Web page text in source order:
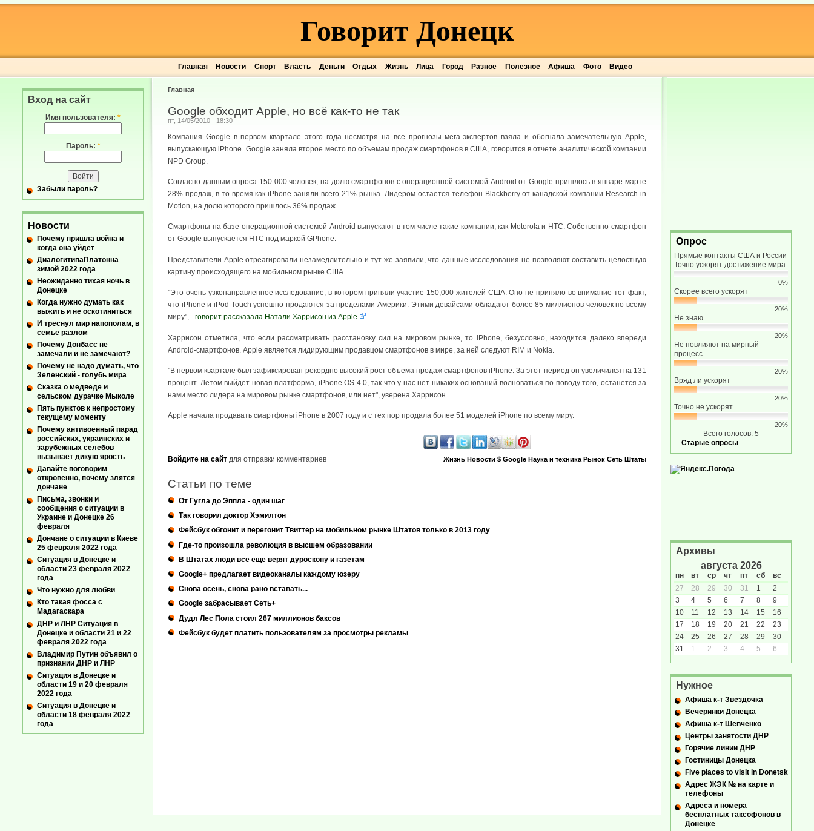
Главная Новости Спорт Власть Деньги Отдых Жизнь Лица Город Разное Полезное Афиша Фото Видео
Говорит Донецк
Главная
Google обходит Apple, но всё как-то не так
пт, 14/05/2010 - 18:30
Компания Google в первом квартале этого года несмотря на все прогнозы мега-экспертов взяла и обогнала замечательную Apple,
выпускающую iPhone. Google заняла второе место по объемам продаж смартфонов в США, говорится в отчете аналитической компании
NPD Group.
Согласно данным опроса 150 000 человек, на долю смартфонов с операционной системой Android от Google пришлось в январе-марте
28% продаж, в то время как iPhone заняли всего 21% рынка. Лидером остается телефон Blackberry от канадской компании Research in
Motion, на долю которого пришлось 36% продаж.
Смартфоны на базе операционной системой Android выпускают в том числе такие компании, как Motorola и HTC. Собственно смартфон
от Google выпускается НТС под маркой GPhone.
Представители Apple отреагировали незамедлительно и тут же заявили, что данные исследования не позволяют составить целостную
картину происходящего на мобильном рынке США.
"Это очень узконаправленное исследование, в котором приняли участие 150,000 жителей США. Оно не приняло во внимание тот факт,
что iPhone и iPod Touch успешно продаются за пределами Америки. Этими девайсами обладают более 85 миллионов человек по всему
миру", - говорит рассказала Натали Харрисон из Apple .
Харрисон отметила, что если рассматривать расстановку сил на мировом рынке, то iPhone, безусловно, находится далеко впереди
Android-смартфонов. Apple является лидирующим продавцом смартфонов в мире, за ней следуют RIM и Nokia.
"В первом квартале был зафиксирован рекордно высокий рост объема продаж смартфонов iPhone. За этот период он увеличился на 131
процент. Летом выйдет новая платформа, iPhone OS 4.0, так что у нас нет никаких оснований волноваться по поводу того, останется за
нами место лидера на мировом рынке смартфонов, или нет", уверена Харрисон.
Apple начала продавать смартфоны iPhone в 2007 году и с тех пор продала более 51 моделей iPhone по всему миру.
Жизнь Новости $ Google Наука и техника Рынок Сеть Штаты
Войдите на сайт для отправки комментариев
Статьи по теме
От Гугла до Эппла - один шаг
Так говорил доктор Хэмилтон
Фейсбук обгонит и перегонит Твиттер на мобильном рынке Штатов только в 2013 году
Где-то произошла революция в высшем образовании
В Штатах люди все ещё верят дуроскопу и газетам
Google+ предлагает видеоканалы каждому юзеру
Снова осень, снова рано вставать...
Google забрасывает Сеть+
Дудл Лес Пола стоил 267 миллионов баксов
Фейсбук будет платить пользователям за просмотры рекламы
Вход на сайт
Имя пользователя: *
Пароль: *
Забыли пароль?
Новости
Почему пришла война и
когда она уйдет
ДиалогитипаПлатонна
зимой 2022 года
Неожиданно тихая ночь в
Донецке
Когда нужно думать как
выжить и не оскотиниться
И треснул мир напополам, в
семье разлом
Почему Донбасс не
замечали и не замечают?
Почему не надо думать, что
Зеленский - голубь мира
Сказка о медведе и
сельском дурачке Мыколе
Пять пунктов к непростому
текущему моменту
Почему антивоенный парад
российских, украинских и
зарубежных селебов
вызывает дикую ярость
Давайте поговорим
откровенно, почему злятся
дончане
Письма, звонки и
сообщения о ситуации в
Украине и Донецке 26
февраля
Дончане о ситуации в Киеве
25 февраля 2022 года
Ситуация в Донецке и
области 23 февраля 2022
года
Что нужно для любви
Кто такая фосса с
Мадагаскара
ДНР и ЛНР Ситуация в
Донецке и области 21 и 22
февраля 2022 года
Владимир Путин объявил о
признании ДНР и ЛНР
Ситуация в Донецке и
области 19 и 20 февраля
2022 года
Ситуация в Донецке и
области 18 февраля 2022
года
Опрос
Прямые контакты США и России
Точно ускорят достижение мира
0%
Скорее всего ускорят
20%
Не знаю
20%
Не повлияют на мирный
процесс
20%
Вряд ли ускорят
20%
Точно не ускорят
20%
Всего голосов: 5
Старые опросы
Архивы
августа 2026
пн вт ср чт пт сб
вс
27
28 29 30 31 1
2
3
4 5 6 7 8
9
10
11 12 13 14 15
16
17
18 19 20 21 22
23
24
25 26 27 28 29
30
31
1 2 3 4 5 6
Нужное
Афиша к-т Звёздочка
Вечеринки Донецка
Афиша к-т Шевченко
Центры занятости ДНР
Горячие линии ДНР
Гостиницы Донецка
Five places to visit in Donetsk
Адрес ЖЭК № на карте и
телефоны
Адреса и номера
бесплатных таксофонов в
Донецке